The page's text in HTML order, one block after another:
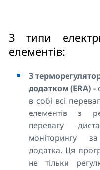
3 типи
елементів:
З
додатком (ERA) -
в собі всі
елементів з
перевагу
моніторингу
додатка. Ця
не тільки